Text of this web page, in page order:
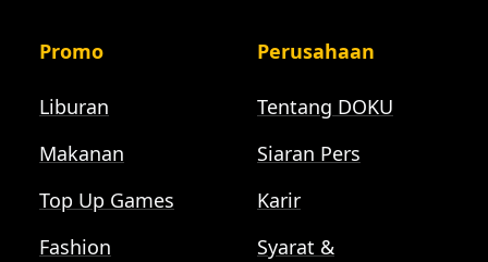
Promo
Liburan
Makanan
Top Up Games
Fashion
Perusahaan
Tentang DOKU
Siaran Pers
Karir
Syarat &